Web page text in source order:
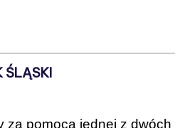
ŚLĄSKI
za pomocą jednej z dwóch